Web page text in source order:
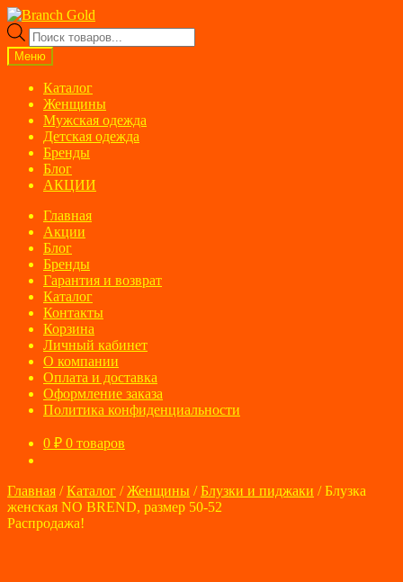
Перейти
к
навигации
Перейти
к
содержимому
Поиск
товаров
Меню
Каталог
Женщины
Мужская одежда
Детская одежда
Бренды
Блог
АКЦИИ
Главная
Акции
Блог
Бренды
Гарантия и возврат
Каталог
Контакты
Корзина
Личный кабинет
О компании
Оплата и доставка
Оформление заказа
Политика конфиденциальности
0 ₽ 0 товаров
Главная /Каталог /Женщины /Блузки и пиджаки /Блузка
женская NO BREND, размер 50-52
Распродажа!